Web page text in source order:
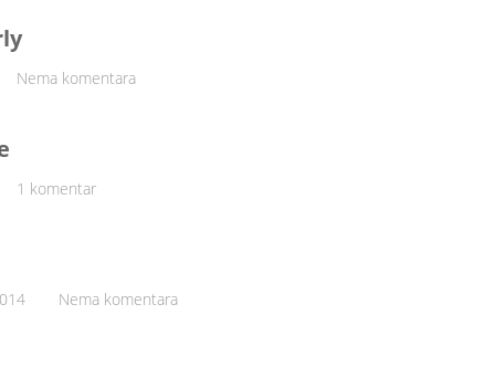
Nema komentara
1 komentar
Nema komentara